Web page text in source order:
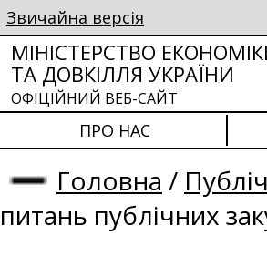
Звичайна версія
МІНІСТЕРСТВО
ТА ДОВКІЛЛЯ УКРАЇНИ
ОФІЦІЙНИЙ ВЕБ-САЙТ
ПРО НАС
Головна /
питань публічних